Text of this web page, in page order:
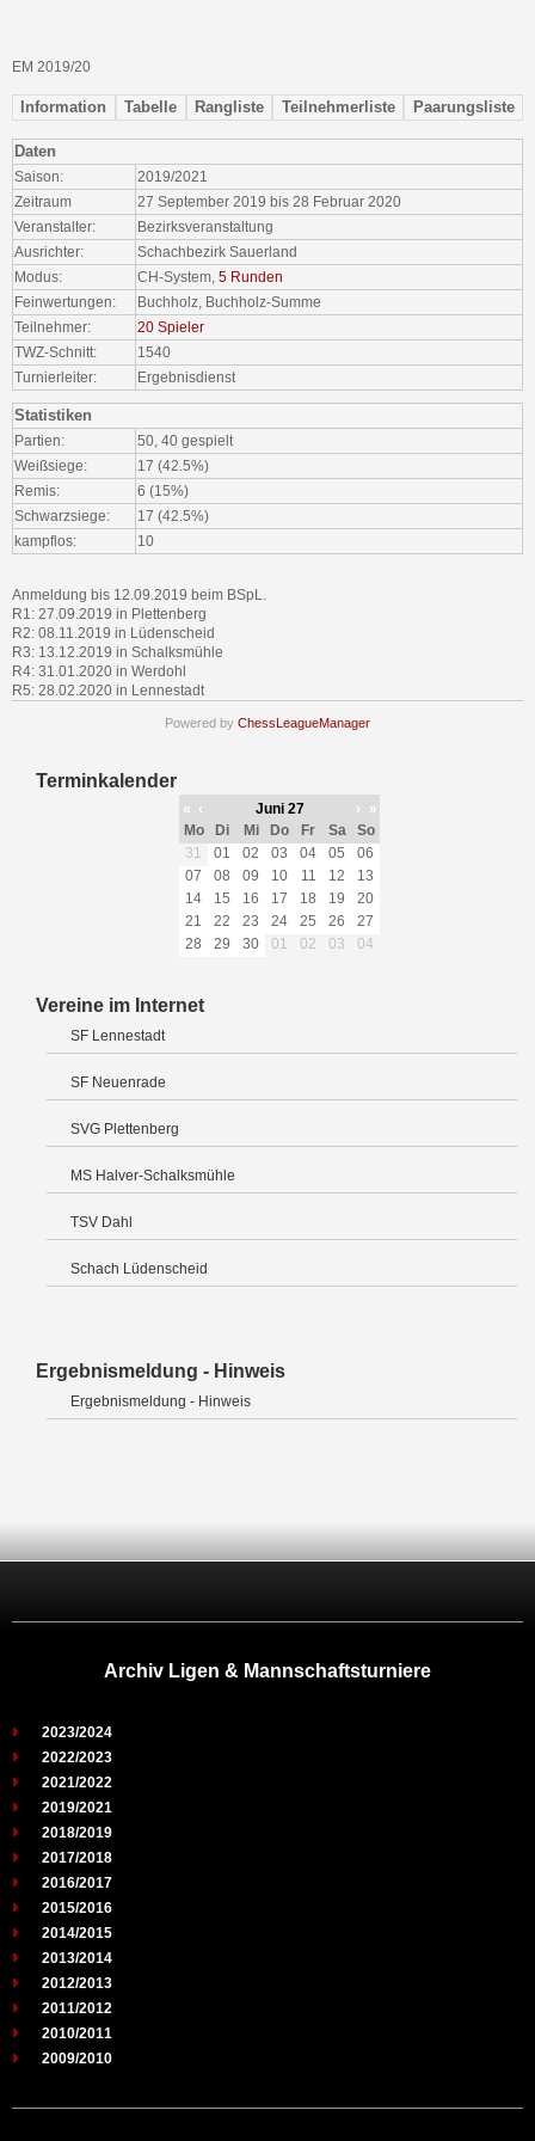
EM 2019/20
Information Tabelle Rangliste Teilnehmerliste Paarungsliste
Daten
Saison:
2019/2021
Zeitraum
27 September 2019 bis 28 Februar 2020
Veranstalter:
Bezirksveranstaltung
Ausrichter:
Schachbezirk Sauerland
Modus:
CH-System,5 Runden
Feinwertungen:
Buchholz, Buchholz-Summe
Teilnehmer:
20 Spieler
TWZ-Schnitt:
1540
Turnierleiter:
Ergebnisdienst
Statistiken
Partien:
50, 40 gespielt
Weißsiege:
17 (42.5%)
Remis:
6 (15%)
Schwarzsiege:
17 (42.5%)
kampflos:
10
Anmeldung bis 12.09.2019 beim BSpL.
R1: 27.09.2019 in Plettenberg
R2: 08.11.2019 in Lüdenscheid
R3: 13.12.2019 in Schalksmühle
R4: 31.01.2020 in Werdohl
R5: 28.02.2020 in Lennestadt
Powered by ChessLeagueManager
Terminkalender
« ‹ Juni 27 ›
»
Mo
Di Mi Do Fr Sa
So
31
01 02 03 04 05
06
07
08 09 10 11 12
13
14
15 16 17 18 19
20
21
22 23 24 25 26
27
28
29 30 01 02 03 04
Vereine im Internet
SF Lennestadt
SF Neuenrade
SVG Plettenberg
MS Halver-Schalksmühle
TSV Dahl
Schach Lüdenscheid
Ergebnismeldung - Hinweis
Ergebnismeldung - Hinweis
Archiv Ligen & Mannschaftsturniere
2023/2024
2022/2023
2021/2022
2019/2021
2018/2019
2017/2018
2016/2017
2015/2016
2014/2015
2013/2014
2012/2013
2011/2012
2010/2011
2009/2010